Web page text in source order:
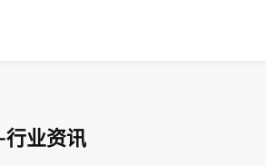
行业资讯